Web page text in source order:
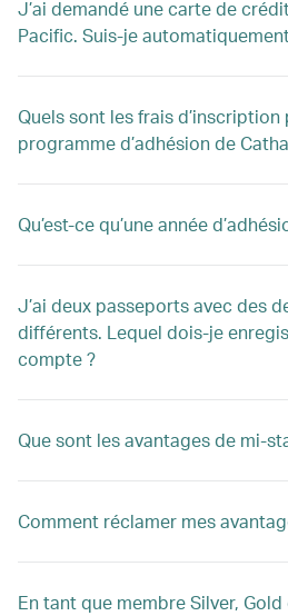
J’ai demandé une carte de
Pacific. Suis-je
Quels sont les frais
programme d’adhésion de
Qu’est-ce qu’une année
J’ai deux passeports avec des
différents. Lequel dois-je
compte ?
Que sont les avantages de mi-
Comment réclamer mes
En tant que membre Silver,